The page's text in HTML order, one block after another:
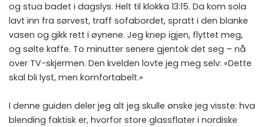
og stua badet i dagslys. Helt til klokka 13:15. Da kom sola
lavt inn fra sørvest, traff sofabordet, spratt i den blanke
vasen og gikk rett i øynene. Jeg knep igjen, flyttet meg,
og sølte kaffe. To minutter senere gjentok det seg – nå
over TV-skjermen. Den kvelden lovte jeg meg selv: «Dette
skal bli lyst, men komfortabelt.»
I denne guiden deler jeg alt jeg skulle ønske jeg visste: hva
blending faktisk er, hvorfor store glassflater i nordiske